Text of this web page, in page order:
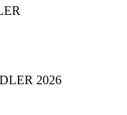
2026